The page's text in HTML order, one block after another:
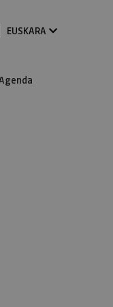
EUSKARA